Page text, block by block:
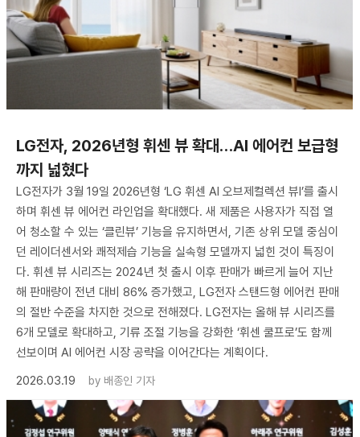
LG전자, 2026년형 휘센 뷰 확대…AI 에어컨 보급형
까지 넓혔다
LG전자가 3월 19일 2026년형 ‘LG 휘센 AI 오브제컬렉션 뷰I’를 출시
하며 휘센 뷰 에어컨 라인업을 확대했다. 새 제품은 사용자가 직접 열
어 청소할 수 있는 ‘클린뷰’ 기능을 유지하면서, 기존 상위 모델 중심이
던 레이더센서와 쾌적제습 기능을 실속형 모델까지 넓힌 것이 특징이
다. 휘센 뷰 시리즈는 2024년 첫 출시 이후 판매가 빠르게 늘어 지난
해 판매량이 전년 대비 86% 증가했고, LG전자 스탠드형 에어컨 판매
의 절반 수준을 차지한 것으로 전해졌다. LG전자는 올해 뷰 시리즈를
6개 모델로 확대하고, 기류 조절 기능을 강화한 ‘휘센 쿨프로’도 함께
선보이며 AI 에어컨 시장 공략을 이어간다는 계획이다.
2026.03.19
by 배종인 기자